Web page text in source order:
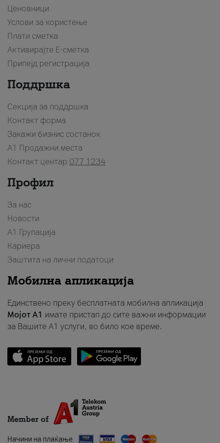
Ценовници
Услови за користење
Плати сметка
Активирајте Е-сметка
Припејд регистрација
Поддршка
Секција за поддршка
Контакт форма
Закажи бизнис состанок
A1 Продажни места
Контакт центар 077 1234
Профил
За нас
Новости
А1 Групација
Кариера
Заштита на лични податоци
Мобилна апликација
Единствено преку бесплатната мобилна апликација
Мојот A1 имате пристап до сите важни информации
за Вашите A1 услуги, во било кое време.
Member of
Начини на плаќање